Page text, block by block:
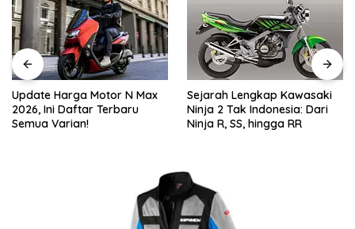
Update Harga Motor N Max
2026, Ini Daftar Terbaru
Semua Varian!
Sejarah Lengkap Kawasaki
Ninja 2 Tak Indonesia: Dari
Ninja R, SS, hingga RR